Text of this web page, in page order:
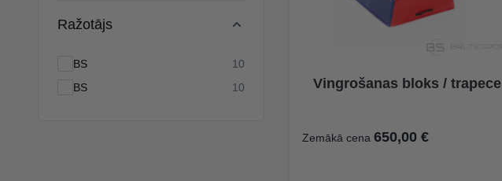
Ražotājs
BS 10
BS
10 products availableVingrošanas bloks / trapece
Zemākā cena 650,00 €